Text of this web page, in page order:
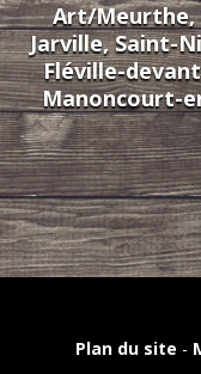
Art/Meurthe,
Jarville, Saint-
Fléville-
Manoncourt-
Plan du site -